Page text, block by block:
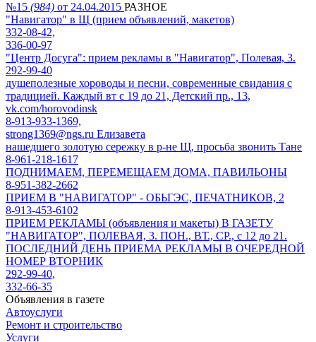
№15 (984) от 24.04.2015 РАЗНОЕ
"Навигатор" в Щ (прием объявлений, макетов)
332-08-42,
336-00-97
"Центр Досуга": прием рекламы в "Навигатор", Полевая, 3.
292-99-40
душеполезные хороводы и песни, современные свидания с
традицией. Каждый вт с 19 до 21, Детский пр., 13,
vk.com/horovodinsk
8-913-933-1369,
strong1369@ngs.ru Елизавета
нашедшего золотую сережку в р-не Щ, просьба звонить Тане
8-961-218-1617
ПОДНИМАЕМ, ПЕРЕМЕЩАЕМ ДОМА, ПАВИЛЬОНЫ
8-951-382-2662
ПРИЕМ В "НАВИГАТОР" - ОБЬГЭС, ПЕЧАТНИКОВ, 2
8-913-453-6102
ПРИЕМ РЕКЛАМЫ (объявления и макеты) В ГАЗЕТУ
"НАВИГАТОР", ПОЛЕВАЯ, 3. ПОН., ВТ., СР., с 12 до 21.
ПОСЛЕДНИЙ ДЕНЬ ПРИЕМА РЕКЛАМЫ В ОЧЕРЕДНОЙ
НОМЕР ВТОРНИК
292-99-40,
332-66-35
Объявления в газете
Автоуслуги
Ремонт и строительство
Услуги